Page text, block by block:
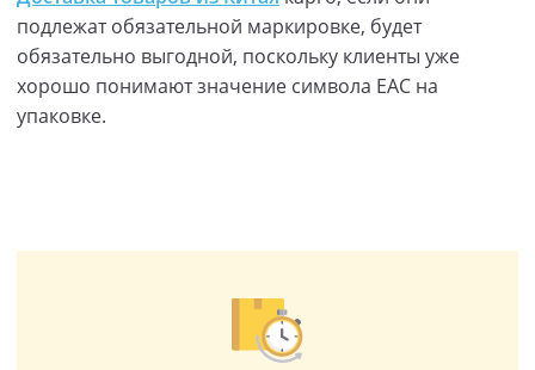
подлежат обязательной маркировке, будет
обязательно выгодной, поскольку клиенты уже
хорошо понимают значение символа ЕАС на
упаковке.